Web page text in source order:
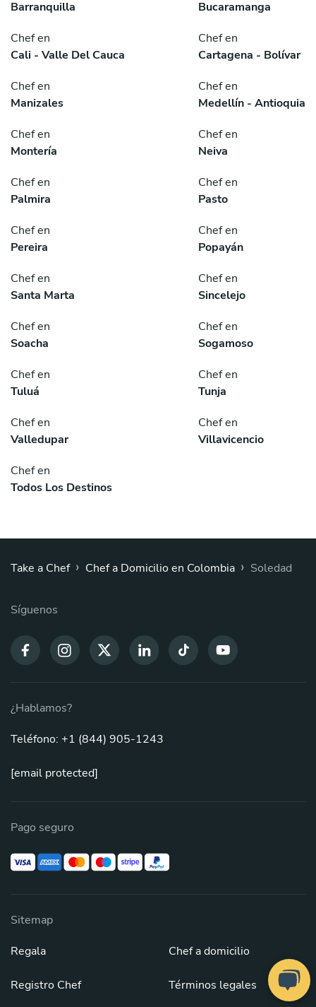
Barranquilla
Bucaramanga
Chef en
Cali - Valle Del Cauca
Chef en
Cartagena - Bolívar
Chef en
Manizales
Chef en
Medellín - Antioquia
Chef en
Montería
Chef en
Neiva
Chef en
Palmira
Chef en
Pasto
Chef en
Pereira
Chef en
Popayán
Chef en
Santa Marta
Chef en
Sincelejo
Chef en
Soacha
Chef en
Sogamoso
Chef en
Tuluá
Chef en
Tunja
Chef en
Valledupar
Chef en
Villavicencio
Chef en
Todos Los Destinos
Take a Chef › Chef a Domicilio en Colombia › Soledad
Síguenos
¿Hablamos?
Teléfono: +1 (844) 905-1243
[email protected]
Pago seguro
Sitemap
Regala
Registro Chef
Chef a domicilio
Términos legales